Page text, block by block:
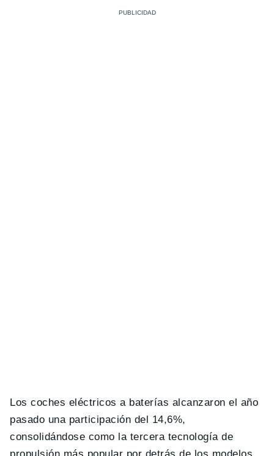
Los coches eléctricos a baterías alcanzaron el año
pasado una participación del 14,6%,
consolidándose como la tercera tecnología de